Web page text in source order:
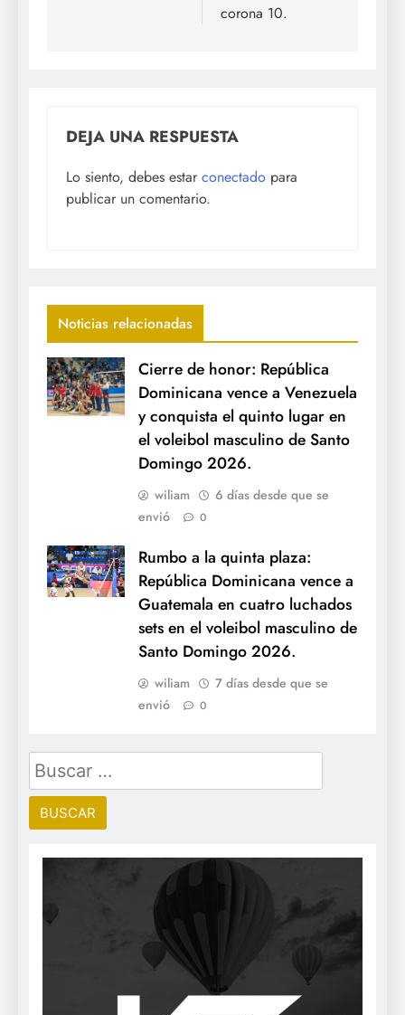
corona 10.
DEJA UNA RESPUESTA
Lo siento, debes estar conectado para
publicar un comentario.
Noticias relacionadas
Cierre de honor: República
Dominicana vence a Venezuela
y conquista el quinto lugar en
el voleibol masculino de Santo
Domingo 2026.
wiliam
6 días desde que se
envió
0
Rumbo a la quinta plaza:
República Dominicana vence a
Guatemala en cuatro luchados
sets en el voleibol masculino de
Santo Domingo 2026.
wiliam
7 días desde que se
envió
0
Buscar: